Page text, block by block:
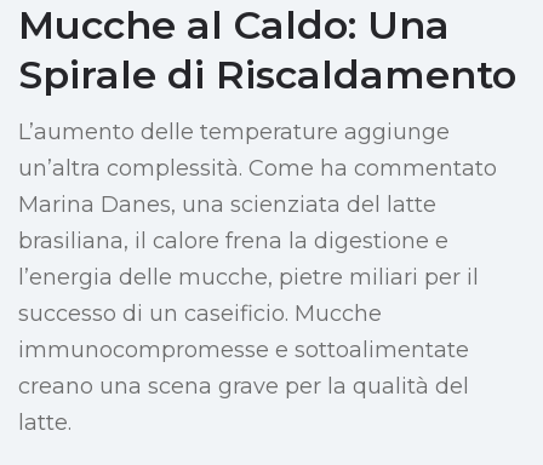
Mucche al Caldo: Una
Spirale di Riscaldamento
L’aumento delle temperature aggiunge
un’altra complessità. Come ha commentato
Marina Danes, una scienziata del latte
brasiliana, il calore frena la digestione e
l’energia delle mucche, pietre miliari per il
successo di un caseificio. Mucche
immunocompromesse e sottoalimentate
creano una scena grave per la qualità del
latte.